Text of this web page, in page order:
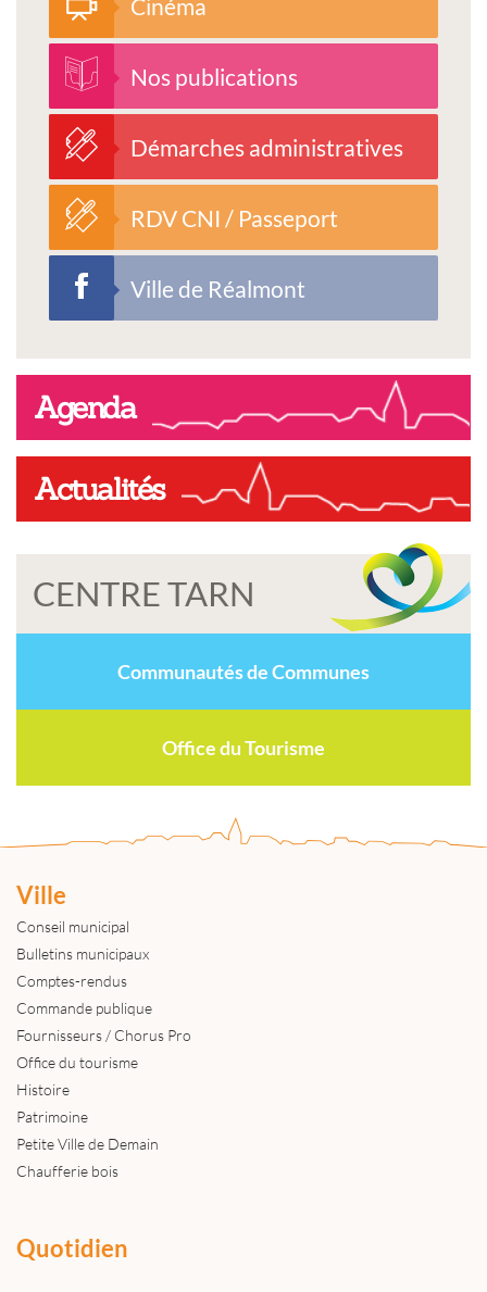
Cinéma
Nos publications
Démarches administratives
RDV CNI / Passeport
Ville de Réalmont
Agenda
Actualités
CENTRE TARN
Communautés de Communes
Office du Tourisme
Ville
Conseil municipal
Bulletins municipaux
Comptes-rendus
Commande publique
Fournisseurs / Chorus Pro
Office du tourisme
Histoire
Patrimoine
Petite Ville de Demain
Chaufferie bois
Quotidien